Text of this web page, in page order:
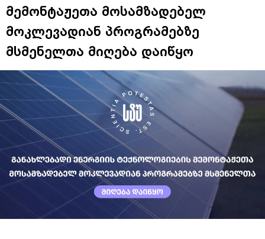
მემონტაჟეთა მოსამზადებელ
მოკლევადიან პროგრამებზე
მსმენელთა მიღება დაიწყო